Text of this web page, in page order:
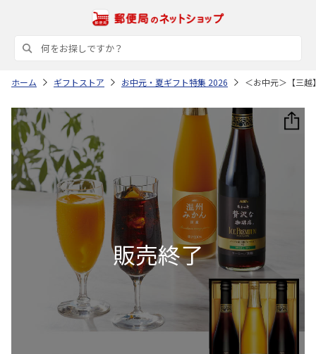
ホーム ギフトストア お中元・夏ギフト特集 2026 ＜お中元＞【三